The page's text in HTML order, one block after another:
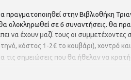
πραγματοποιηθεί στην Βιβλιοθήκη
θα ολοκληρωθεί σε 6 συναντήσεις. θα
να έχουν μαζί τους οι συμμετέχοντες
κόστος 1-2€ το κουβάρι), χοντρό
τις σημειώσεις που θα ήθελαν να